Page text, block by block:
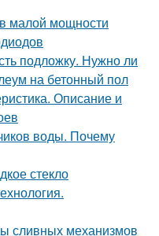
малой мощности
подложку. Нужно ли
на бетонный пол
Описание и
воды. Почему
стекло
сливных механизмов